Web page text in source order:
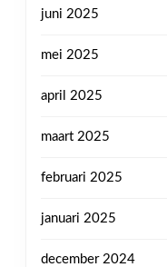
juni 2025
mei 2025
april 2025
maart 2025
februari 2025
januari 2025
december 2024